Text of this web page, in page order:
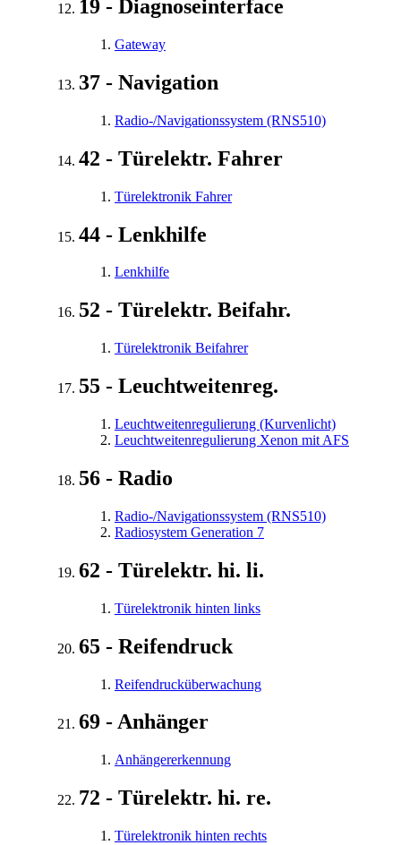
19 - Diagnoseinterface
Gateway
37 - Navigation
Radio-/Navigationssystem (RNS510)
42 - Türelektr. Fahrer
Türelektronik Fahrer
44 - Lenkhilfe
Lenkhilfe
52 - Türelektr. Beifahr.
Türelektronik Beifahrer
55 - Leuchtweitenreg.
Leuchtweitenregulierung (Kurvenlicht)
Leuchtweitenregulierung Xenon mit AFS
56 - Radio
Radio-/Navigationssystem (RNS510)
Radiosystem Generation 7
62 - Türelektr. hi. li.
Türelektronik hinten links
65 - Reifendruck
Reifendrucküberwachung
69 - Anhänger
Anhängererkennung
72 - Türelektr. hi. re.
Türelektronik hinten rechts